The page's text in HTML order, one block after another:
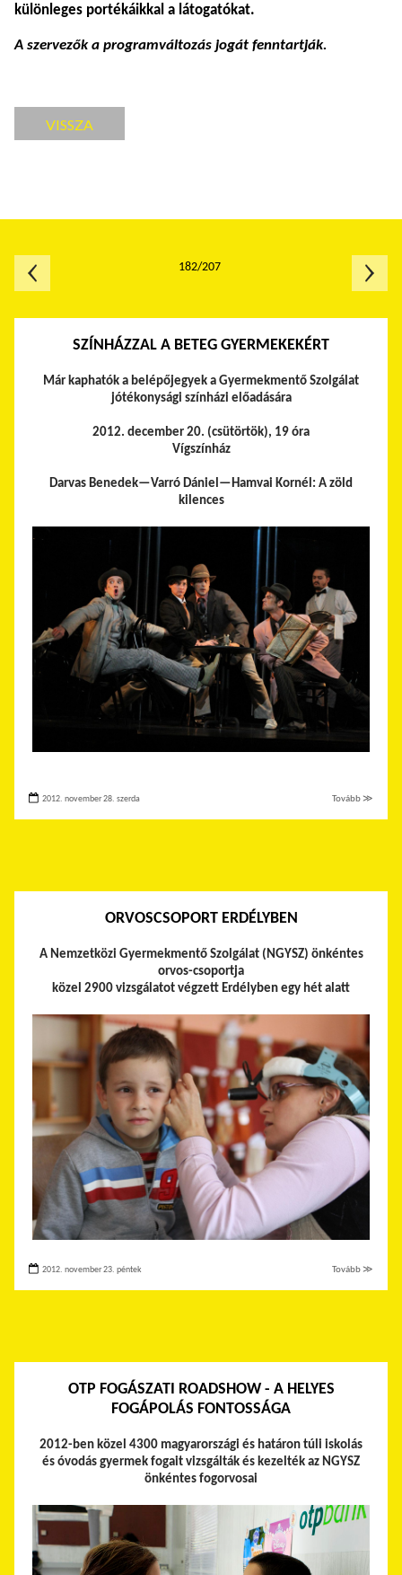
különleges portékáikkal a látogatókat.
A szervezők a programváltozás jogát fenntartják.
VISSZA
SZÍNHÁZZAL A BETEG GYERMEKEKÉRT
Már kaphatók a belépőjegyek a Gyermekmentő Szolgálat
jótékonysági színházi előadására
2012. december 20. (csütörtök), 19 óra
Vígszínház
Darvas Benedek—Varró Dániel—Hamvai Kornél: A zöld
kilences
2012. november 28. szerda Tovább ≫
ORVOSCSOPORT ERDÉLYBEN
A Nemzetközi Gyermekmentő Szolgálat (NGYSZ) önkéntes
orvos-csoportja
közel 2900 vizsgálatot végzett Erdélyben egy hét alatt
2012. november 23. péntek Tovább ≫
OTP FOGÁSZATI ROADSHOW - A HELYES
FOGÁPOLÁS FONTOSSÁGA
2012-ben közel 4300 magyarországi és határon túli iskolás
és óvodás gyermek fogait vizsgálták és kezelték az NGYSZ
önkéntes fogorvosai
182/207